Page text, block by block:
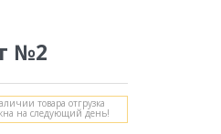
№2
товара отгрузка
на следующий день!